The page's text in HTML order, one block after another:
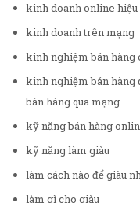
kinh doanh online hiệu
kinh doanh trên mạng
kinh nghiệm bán hàng
kinh nghiệm bán hàng
bán hàng qua mạng
kỹ năng bán hàng
kỹ năng làm giàu
làm cách nào để giàu
làm gì cho giàu